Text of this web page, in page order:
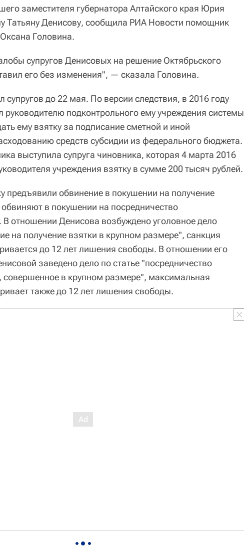
заместителя губернатора Алтайского края Юрия
Татьяну Денисову, сообщила РИА Новости помощник
Головина.
супругов Денисовых на решение Октябрьского
его без изменения", — сказала Головина.
супругов до 22 мая. По версии следствия, в 2016 году
руководителю подконтрольного ему учреждения системы
ему взятку за подписание сметной и иной
средств субсидии из федерального бюджета.
выступила супруга чиновника, которая 4 марта 2016
учреждения взятку в сумме 200 тысяч рублей.
предъявили обвинение в покушении на получение
обвиняют в покушении на посредничество
В отношении Денисова возбуждено уголовное дело
на получение взятки в крупном размере", санкция
до 12 лет лишения свободы. В отношении его
заведено дело по статье "посредничество
совершенное в крупном размере", максимальная
также до 12 лет лишения свободы.